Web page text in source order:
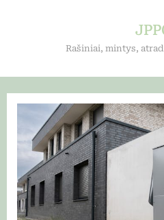
Rašiniai, mintys,